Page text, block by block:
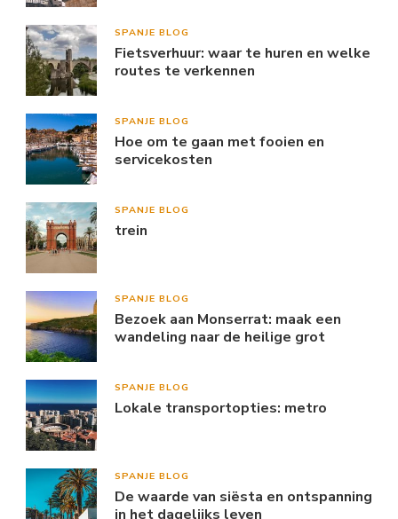
SPANJE BLOG
Fietsverhuur: waar te huren en welke
routes te verkennen
SPANJE BLOG
Hoe om te gaan met fooien en
servicekosten
SPANJE BLOG
trein
SPANJE BLOG
Bezoek aan Monserrat: maak een
wandeling naar de heilige grot
SPANJE BLOG
Lokale transportopties: metro
SPANJE BLOG
De waarde van siësta en ontspanning
in het dagelijks leven